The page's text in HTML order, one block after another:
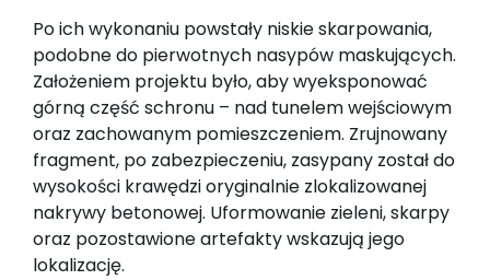
Po ich wykonaniu powstały niskie skarpowania,
podobne do pierwotnych nasypów maskujących.
Założeniem projektu było, aby wyeksponować
górną część schronu – nad tunelem wejściowym
oraz zachowanym pomieszczeniem. Zrujnowany
fragment, po zabezpieczeniu, zasypany został do
wysokości krawędzi oryginalnie zlokalizowanej
nakrywy betonowej. Uformowanie zieleni, skarpy
oraz pozostawione artefakty wskazują jego
lokalizację.